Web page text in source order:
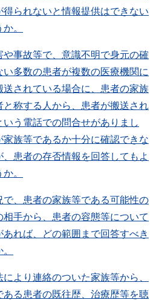
得られないと情報提供はできない
。
や事故等で、意識不明で身元の確
い多数の患者が複数の医療機関に
送されている場合に、患者の家族
と称する人から、患者が搬送され
いう電話での問合せがありまし
家族等であるか十分に確認できな
、患者の存否情報を回答してもよ
。
で、患者の家族等である可能性の
相手から、患者の容態等について
あれば、どの範囲まで回答すべき
により連絡のついた家族等から、
ある患者の既往歴、治療歴等を聴